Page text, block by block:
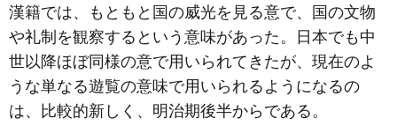
漢籍では、もともと国の威光を見る意で、国の文物
や礼制を観察するという意味があった。日本でも中
世以降ほぼ同様の意で用いられてきたが、現在のよ
うな単なる遊覧の意味で用いられるようになるの
は、比較的新しく、明治期後半からである。